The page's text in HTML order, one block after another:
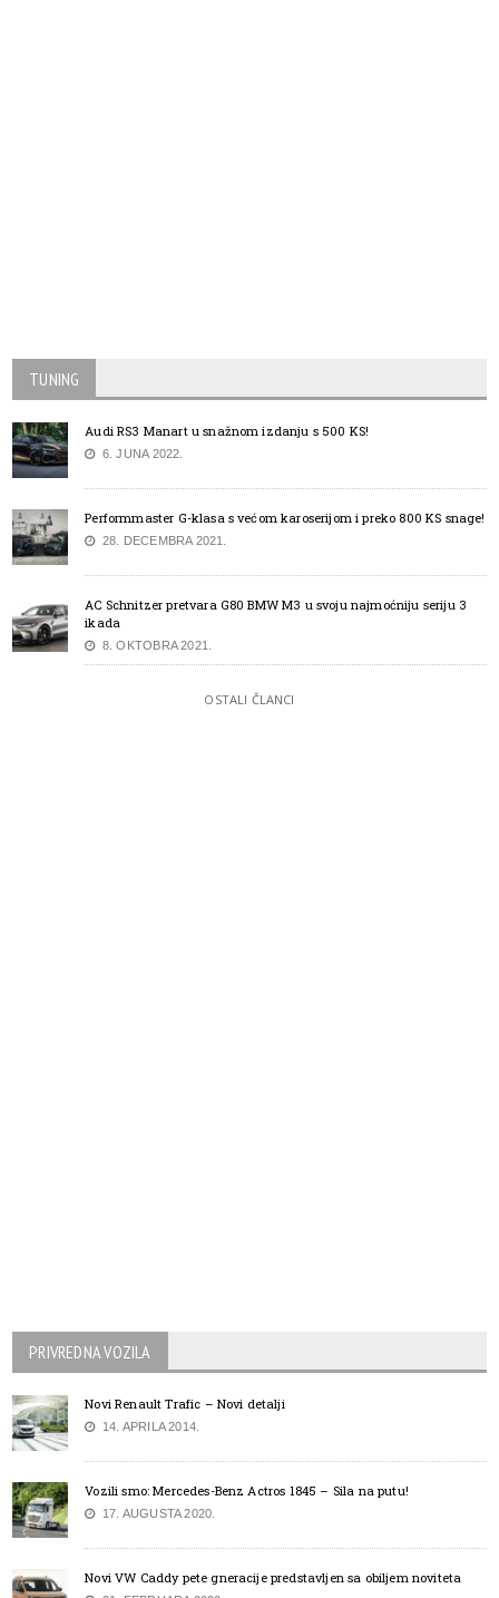
TUNING
Audi RS3 Manart u snažnom izdanju s 500 KS!
6. JUNA 2022.
Performmaster G-klasa s većom karoserijom i preko 800 KS snage!
28. DECEMBRA 2021.
AC Schnitzer pretvara G80 BMW M3 u svoju najmoćniju seriju 3
ikada
8. OKTOBRA 2021.
OSTALI ČLANCI
PRIVREDNA VOZILA
Novi Renault Trafic – Novi detalji
14. APRILA 2014.
Vozili smo: Mercedes-Benz Actros 1845 – Sila na putu!
17. AUGUSTA 2020.
Novi VW Caddy pete gneracije predstavljen sa obiljem noviteta